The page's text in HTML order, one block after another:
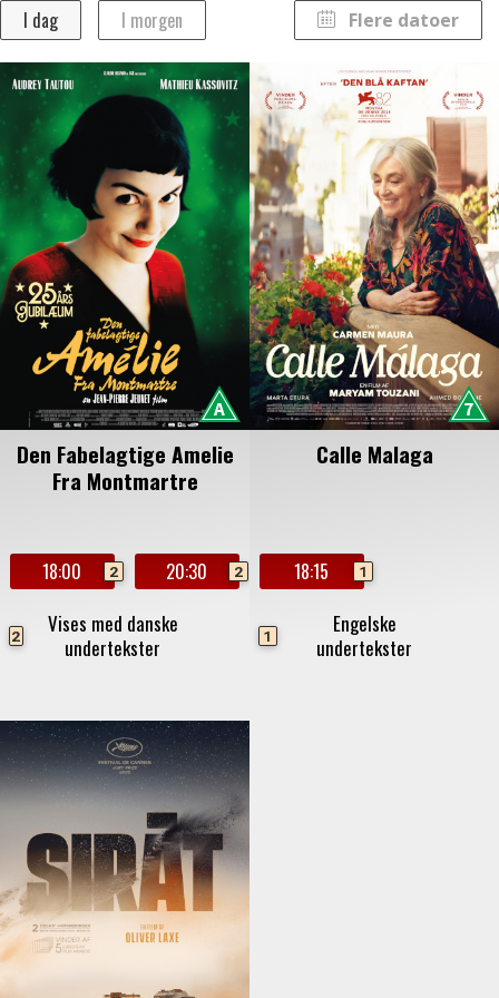
I dag I morgen
Tir 11/08 Ons 12/08
Flere datoer
August 2026
Man Ons Tors Fre Lør Søn
27 28 29 30 31 1
2
3
4 5 6 7 8
9
10
11 12 13 14 15
16
17
18 19 20 21 22
23
24
25 26 27 28 29
31
1 3 4 5 6
Den Fabelagtige Amelie
Fra Montmartre
18:00 2 20:30 2
2
Vises med danske
undertekster
Calle Malaga
18:15 1
1
Engelske
undertekster